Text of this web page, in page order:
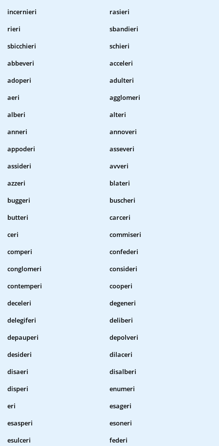
incernieri
rasieri
rieri
sbandieri
sbicchieri
schieri
abbeveri
acceleri
adoperi
adulteri
aeri
agglomeri
alberi
alteri
anneri
annoveri
appoderi
asseveri
assideri
avveri
azzeri
blateri
buggeri
buscheri
butteri
carceri
ceri
commiseri
comperi
confederi
conglomeri
consideri
contemperi
cooperi
deceleri
degeneri
delegiferi
deliberi
depauperi
depolveri
desideri
dilaceri
disaeri
disalberi
disperi
enumeri
eri
esageri
esasperi
esoneri
esulceri
federi